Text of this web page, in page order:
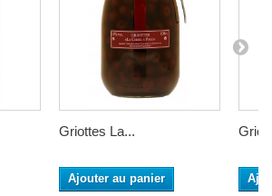
Griottes La...
Ajouter au panier